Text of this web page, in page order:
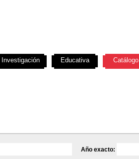
Año exacto:
Investigación Educativa Catálogo